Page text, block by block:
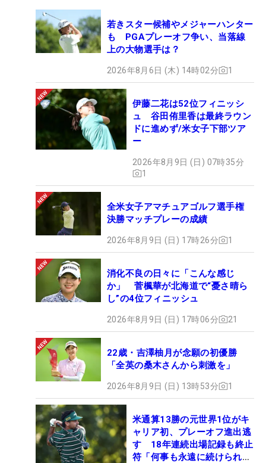
若きスター候補やメジャーハンター
も PGAプレーオフ争い、当落線
上の大物選手は？
2026年8月6日 (木) 14時02分 1
伊藤二花は52位フィニッシ
ュ 谷田侑里香は最終ラウン
ドに進めず/米女子下部ツア
ー
2026年8月9日 (日) 07時35分
1
全米女子アマチュアゴルフ選手権
決勝マッチプレーの成績
2026年8月9日 (日) 17時26分 1
消化不良の日々に「こんな感じ
か」 菅楓華が北海道で“憂さ晴ら
し”の4位フィニッシュ
2026年8月9日 (日) 17時06分 21
22歳・吉澤柚月が念願の初優勝
「全英の桑木さんから刺激を」
2026年8月9日 (日) 13時53分 1
米通算13勝の元世界1位がキ
ャリア初、プレーオフ進出逃
す 18年連続出場記録も終止
符「何事も永遠に続けられな